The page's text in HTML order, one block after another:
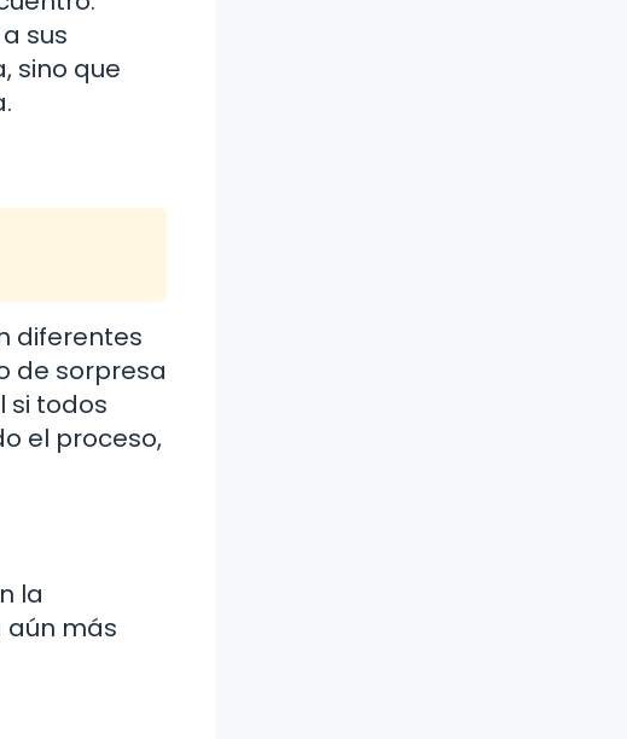
sus
sino que
diferentes
de sorpresa
si todos
el proceso,
la
aún más